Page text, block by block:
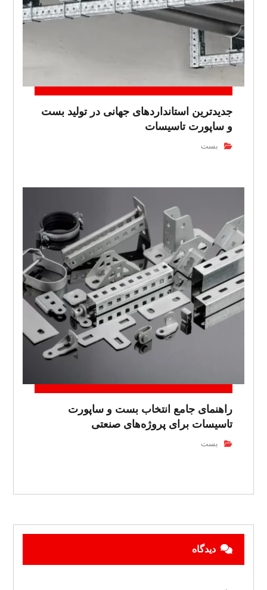
جدیدترین استانداردهای جهانی در تولید بست
و ساپورت تاسیسات
بست
راهنمای جامع انتخاب بست و ساپورت
تاسیسات برای پروژه‌های صنعتی
بست
دیدگاه